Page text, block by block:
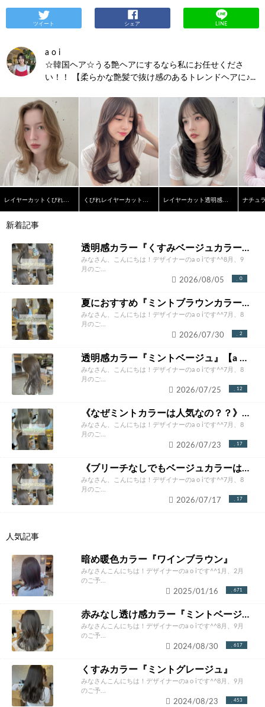
ツイート シェア LINE
a o i
☆韓国ヘア☆うる艶ヘアにするなら私にお任せくださ
い！！ 【柔らかな艶髪で抜け感のあるトレンドヘアに♪...
レイヤーカットくびれクリームベージュカラー くびれレイヤーカットナチュラルベージュ透け感カラー レイヤーカット透明感オリーブグレージュカラー
新着記事
透明感カラー『くすみベージュカラー』【a o i】
みなさん、こんにちは！デザイナーのa o iです^^8月、9
月のご...
0
2026/08/05
夏におすすめ『ミントブラウンカラー』【a o i】
みなさん、こんにちは！デザイナーのa o iです^^7月、8
月のご...
2
2026/07/30
透明感カラー『ミントベージュ』【a o i】
みなさん、こんにちは！デザイナーのa o iです^^7月、8
月のご...
12
2026/07/25
《なぜミントカラーは人気なの？？》【a o i】
みなさん、こんにちは！デザイナーのa o iです^^7月、8
月のご...
17
2026/07/23
《ブリーチなしでもベージュカラーは作れる？》
みなさん、こんにちは！デザイナーのa o iです^^7月、8
月のご...
17
2026/07/17
人気記事
暗め暖色カラー『ワインブラウン』
みなさんこんにちは！デザイナーのa o iです^^1月、2月
のご予...
671
2025/01/16
赤みなし透け感カラー『ミントベージュ』
みなさんこんにちは！デザイナーのa o iです^^8月、9月
のご予...
617
2024/08/30
くすみカラー『ミントグレージュ』
みなさんこんにちは！デザイナーのa o iです^^8月、9月
のご予...
453
2024/08/23